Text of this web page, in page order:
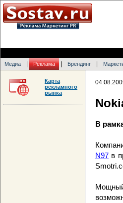
Медиа Реклама Брендинг
В
N97 в
Мощный
Карта
рекламного
рынка